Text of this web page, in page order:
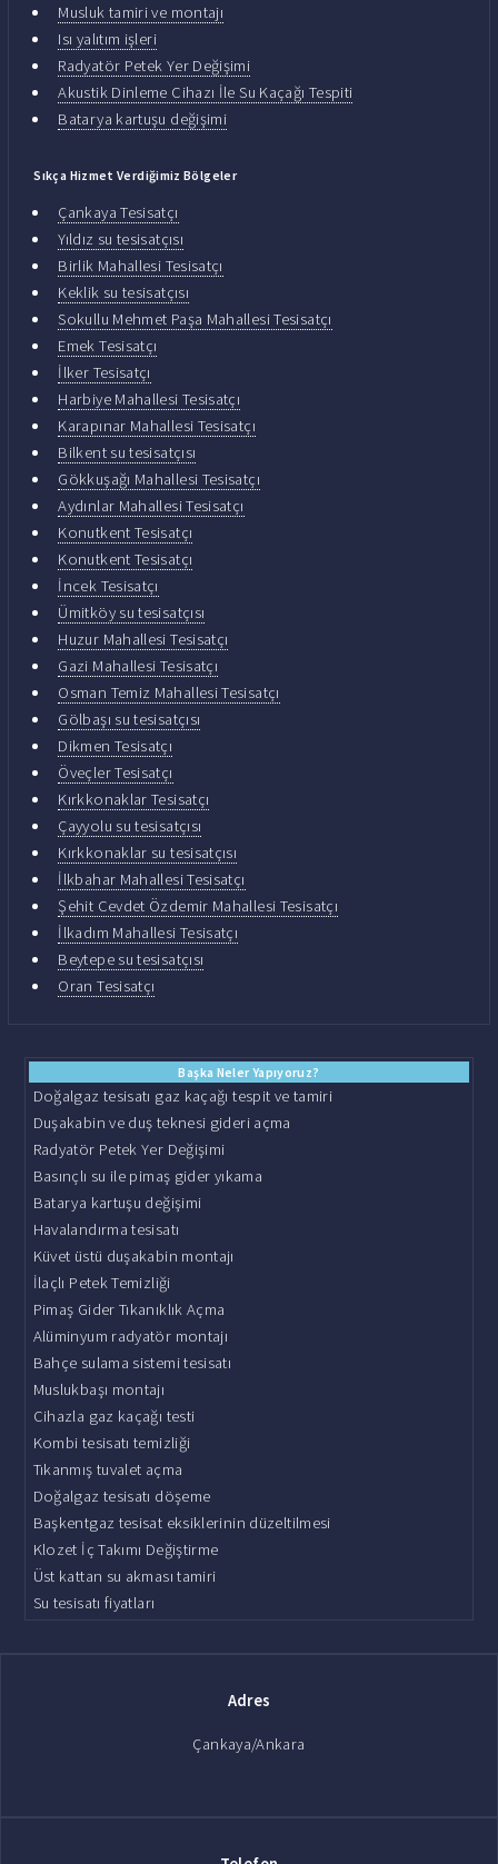
Musluk tamiri ve montajı
Isı yalıtım işleri
Radyatör Petek Yer Değişimi
Akustik Dinleme Cihazı İle Su Kaçağı Tespiti
Batarya kartuşu değişimi
Sıkça Hizmet Verdiğimiz Bölgeler
Çankaya Tesisatçı
Yıldız su tesisatçısı
Birlik Mahallesi Tesisatçı
Keklik su tesisatçısı
Sokullu Mehmet Paşa Mahallesi Tesisatçı
Emek Tesisatçı
İlker Tesisatçı
Harbiye Mahallesi Tesisatçı
Karapınar Mahallesi Tesisatçı
Bilkent su tesisatçısı
Gökkuşağı Mahallesi Tesisatçı
Aydınlar Mahallesi Tesisatçı
Konutkent Tesisatçı
Konutkent Tesisatçı
İncek Tesisatçı
Ümitköy su tesisatçısı
Huzur Mahallesi Tesisatçı
Gazi Mahallesi Tesisatçı
Osman Temiz Mahallesi Tesisatçı
Gölbaşı su tesisatçısı
Dikmen Tesisatçı
Öveçler Tesisatçı
Kırkkonaklar Tesisatçı
Çayyolu su tesisatçısı
Kırkkonaklar su tesisatçısı
İlkbahar Mahallesi Tesisatçı
Şehit Cevdet Özdemir Mahallesi Tesisatçı
İlkadım Mahallesi Tesisatçı
Beytepe su tesisatçısı
Oran Tesisatçı
Başka Neler Yapıyoruz?
Doğalgaz tesisatı gaz kaçağı tespit ve tamiri
Duşakabin ve duş teknesi gideri açma
Radyatör Petek Yer Değişimi
Basınçlı su ile pimaş gider yıkama
Batarya kartuşu değişimi
Havalandırma tesisatı
Küvet üstü duşakabin montajı
İlaçlı Petek Temizliği
Pimaş Gider Tıkanıklık Açma
Alüminyum radyatör montajı
Bahçe sulama sistemi tesisatı
Muslukbaşı montajı
Cihazla gaz kaçağı testi
Kombi tesisatı temizliği
Tıkanmış tuvalet açma
Doğalgaz tesisatı döşeme
Başkentgaz tesisat eksiklerinin düzeltilmesi
Klozet İç Takımı Değiştirme
Üst kattan su akması tamiri
Su tesisatı fiyatları
Adres
Çankaya/Ankara